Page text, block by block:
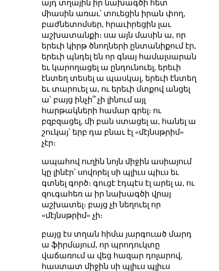
այդ տղային իր նախագծի հետ
միասին առաւ՝ տուեցին իրան փող,
բաժնետոմսեր, հրաւիրեցին լաւ
աշխատանքի։ սա այն մասին ա, որ
երեւի կիրթ ծնողների ընտանիքում էր,
երեւի պնդել են որ գնայ համալսարան
եւ կարողացել ա ընդունուել, երեւի
էնտեղ տեսել ա պասկալ, երեւի էնտեղ
եւ տարուել ա, ու երեւի մտքով անցել
ա՝ բայց ինչի՞ չի լինում այլ
հարթակների համար գրել։ ու
բզբզացել, մի բան ստացել ա, հանել ա
շուկայ՝ երբ դա բնաւ էլ «մէյնսթրիմ»
չէր։
ապահով ուղին նոյն միջին ասիայում
կը լինէր՝ սովորել սի պլիւս պիւս եւ
գտնել գործ։ գուցէ էդպէս էլ արել ա, ու
զուգահեռ ա իր նախագծի վրայ
աշխատել։ բայց չի նեղուել որ
«մէյնսթրիմ» չի։
բայց էս տղան հիմա յարգուած մարդ
ա ֆիրմայում, որ պրոդուկտը
վաճառում ա վեց հազար դոլարով,
հաստատ միջին սի պլիւս պլիւս